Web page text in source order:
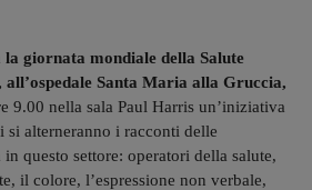
giornata mondiale della Salute
Santa Maria alla Gruccia,
9.00 nella sala Paul Harris un’iniziativa
si alterneranno i racconti delle
questo settore: operatori della salute,
il colore, l’espressione non verbale,